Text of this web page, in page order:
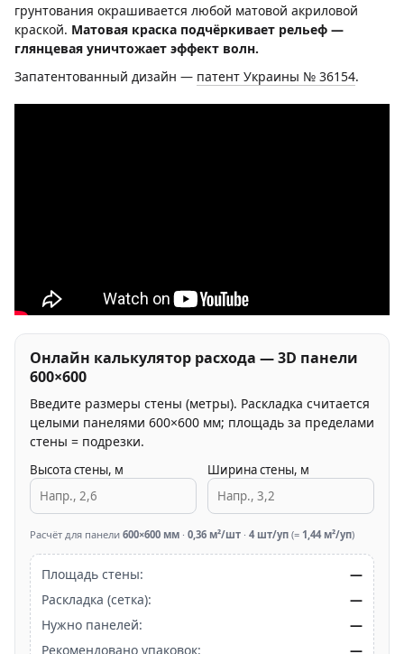
грунтования окрашивается любой матовой акриловой
краской. Матовая краска подчёркивает рельеф —
глянцевая уничтожает эффект волн.
Запатентованный дизайн — патент Украины № 36154.
Онлайн калькулятор расхода — 3D панели
600×600
Введите размеры стены (метры). Раскладка считается
целыми панелями 600×600 мм; площадь за пределами
стены = подрезки.
Высота стены, м Ширина стены, м
Расчёт для панели 600×600 мм · 0,36 м²/шт · 4 шт/уп (= 1,44 м²/уп)
Площадь стены:
—
Раскладка (сетка):
—
Нужно панелей:
—
Рекомендовано упаковок:
—